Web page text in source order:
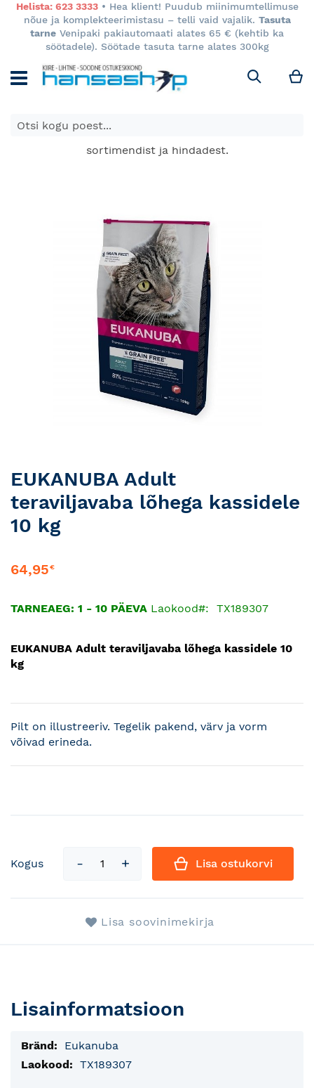
Helista: 623 3333• Hea klient! Puudub miinimumtellimuse
nõue ja komplekteerimistasu – telli vaid vajalik. Tasuta
tarne Venipaki pakiautomaati alates 65 € (kehtib ka
söötadele). Söötade tasuta tarne alates 300kg
Otsi
E-poes kuvatavad toodete hinnad kehtivad ainult e-
poes ja võivad erineda Keila ja Tartu poodide
sortimendist ja hindadest.
Skip
to
the
beginning
of
images
EUKANUBA Adult
teraviljavaba lõhega kassidele
10 kg
64,95€
TARNEAEG: 1 - 10 PÄEVA Laokood TX189307
EUKANUBA Adult teraviljavaba lõhega kassidele 10
kg
Pilt on illustreeriv. Tegelik pakend, värv ja vorm
võivad erineda.
Kogus Lisa ostukorvi
Lisa soovinimekirja
Lisainformatsioon
Lisainfo
Eukanuba
TX189307